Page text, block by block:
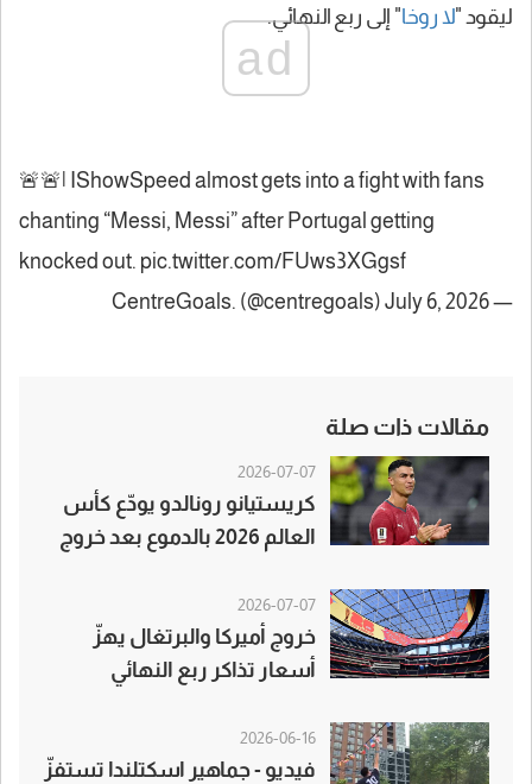
ليقود "لا روخا" إلى ربع النهائي.
ad
🚨🚨| IShowSpeed almost gets into a fight with fans
chanting “Messi, Messi” after Portugal getting
knocked out. pic.twitter.com/FUws3XGgsf
— CentreGoals. (@centregoals)
July 6, 2026
مقالات ذات صلة
2026-07-07
كريستيانو رونالدو يودّع كأس
العالم 2026 بالدموع بعد خروج
2026-07-07
خروج أميركا والبرتغال يهزّ
أسعار تذاكر ربع النهائي
2026-06-16
فيديو - جماهير اسكتلندا تستفزّ